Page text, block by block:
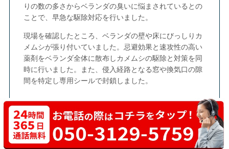
りの数の多さからベランダの臭いに悩まされているとの
ことで、早急な駆除対応を行いました。
現場を確認したところ、ベランダの壁や床にびっしりカ
メムシが張り付いていました。忌避効果と速攻性の高い
薬剤をベランダ全体に散布しカメムシの駆除と対策を同
時に行いました。また、侵入経路となる窓や換気口の隙
間を特定し専用シールで封鎖しました。
墨田区横川でのゴキブリ駆除事例